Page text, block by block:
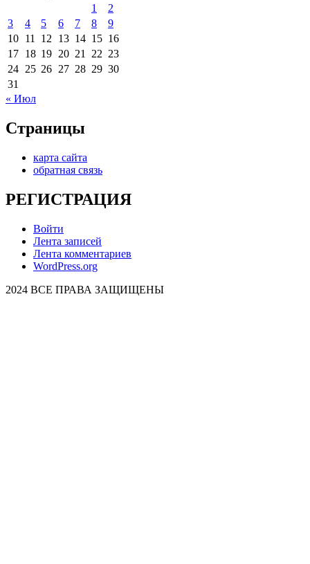
1
2
3
4 5 6 7 8
9
10 11 12 13 14 15 16
17 18 19 20 21 22 23
24 25 26 27 28 29 30
31
« Июл
Страницы
карта сайта
обратная связь
РЕГИСТРАЦИЯ
Войти
Лента записей
Лента комментариев
WordPress.org
2024 ВСЕ ПРАВА ЗАЩИЩЕНЫ